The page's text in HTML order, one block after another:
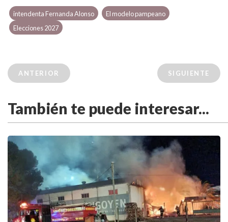
intendenta Fernanda Alonso
El modelo pampeano
Elecciones 2027
ANTERIOR SIGUIENTE
También te puede interesar...